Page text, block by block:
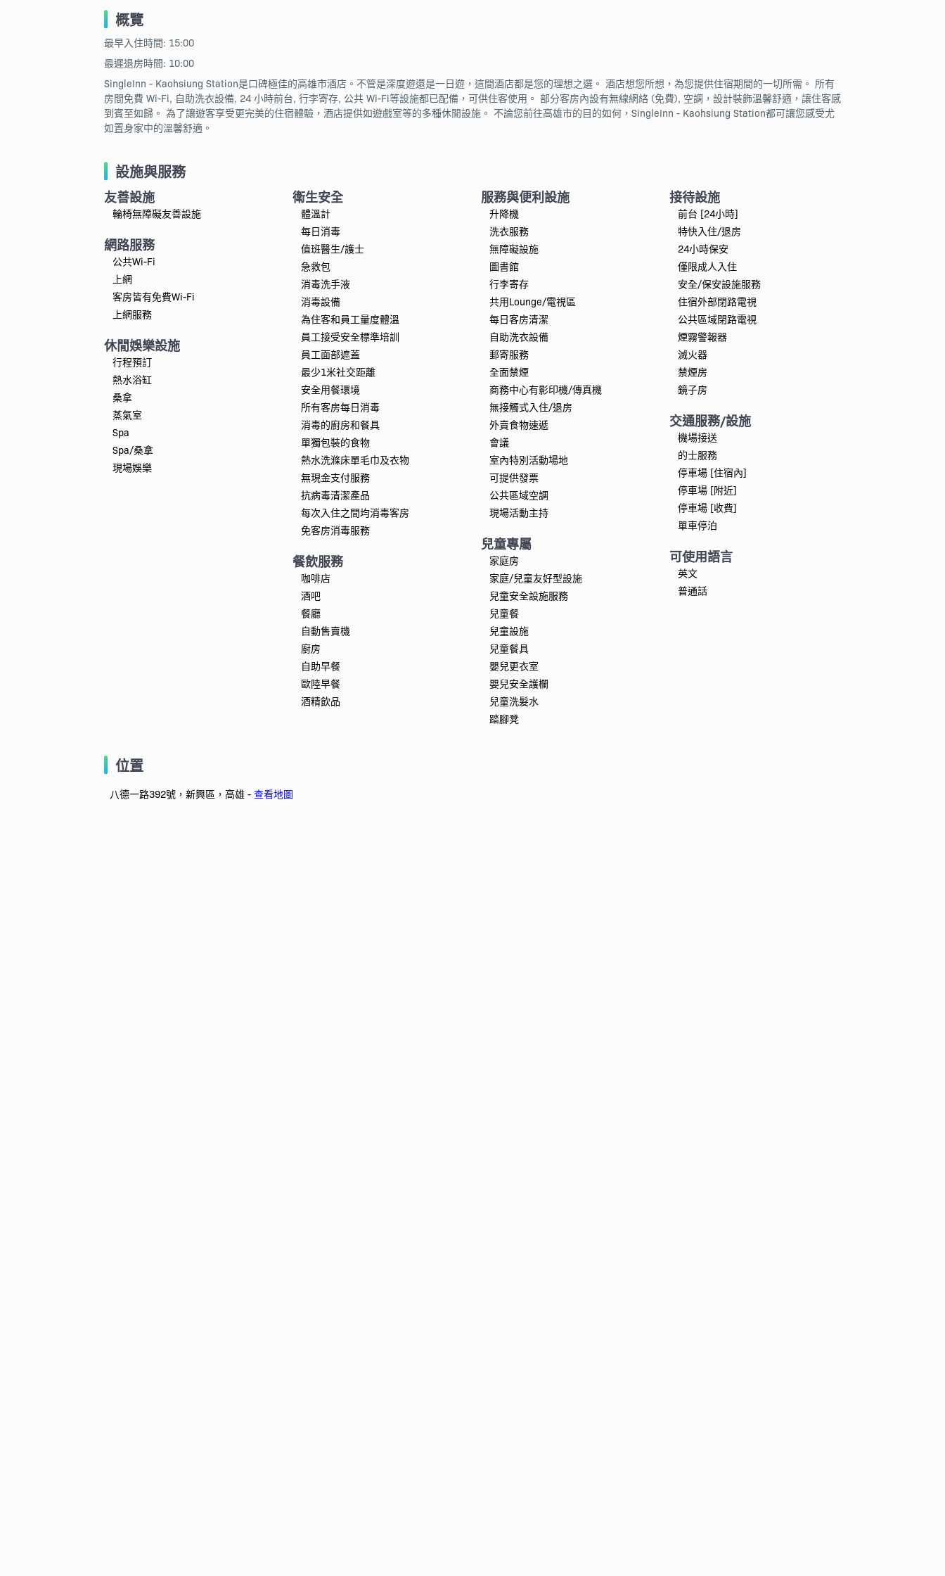
概覽
最早入住時間: 15:00
最遲退房時間: 10:00
SingleInn - Kaohsiung Station是口碑極佳的高雄市酒店。不管是深度遊還是一日遊，這間酒店都是您的理想之選。 酒店想您所想，為您提供住宿期間的一切所需。 所有
房間免費 Wi-Fi, 自助洗衣設備, 24 小時前台, 行李寄存, 公共 Wi-Fi等設施都已配備，可供住客使用。 部分客房內設有無線網絡 (免費), 空調，設計裝飾溫馨舒適，讓住客感
到賓至如歸。 為了讓遊客享受更完美的住宿體驗，酒店提供如遊戲室等的多種休閒設施。 不論您前往高雄市的目的如何，SingleInn - Kaohsiung Station都可讓您感受尤
如置身家中的溫馨舒適。
設施與服務
友善設施
輪椅無障礙友善設施
網路服務
公共Wi-Fi
上網
客房皆有免費Wi-Fi
上網服務
休閒娛樂設施
行程預訂
熱水浴缸
桑拿
蒸氣室
Spa
Spa/桑拿
現場娛樂
衛生安全
體溫計
每日消毒
值班醫生/護士
急救包
消毒洗手液
消毒設備
為住客和員工量度體溫
員工接受安全標準培訓
員工面部遮蓋
最少1米社交距離
安全用餐環境
所有客房每日消毒
消毒的廚房和餐具
單獨包裝的食物
熱水洗滌床單毛巾及衣物
無現金支付服務
抗病毒清潔產品
每次入住之間均消毒客房
免客房消毒服務
餐飲服務
咖啡店
酒吧
餐廳
自動售賣機
廚房
自助早餐
歐陸早餐
酒精飲品
服務與便利設施
升降機
洗衣服務
無障礙設施
圖書館
行李寄存
共用Lounge/電視區
每日客房清潔
自助洗衣設備
郵寄服務
全面禁煙
商務中心有影印機/傳真機
無接觸式入住/退房
外賣食物速遞
會議
室內特別活動場地
可提供發票
公共區域空調
現場活動主持
兒童專屬
家庭房
家庭/兒童友好型設施
兒童安全設施服務
兒童餐
兒童設施
兒童餐具
嬰兒更衣室
嬰兒安全護欄
兒童洗髮水
踏腳凳
接待設施
前台 [24小時]
特快入住/退房
24小時保安
僅限成人入住
安全/保安設施服務
住宿外部閉路電視
公共區域閉路電視
煙霧警報器
滅火器
禁煙房
鏡子房
交通服務/設施
機場接送
的士服務
停車場 [住宿內]
停車場 [附近]
停車場 [收費]
單車停泊
可使用語言
英文
普通話
位置
八德一路392號，新興區，高雄 - 查看地圖